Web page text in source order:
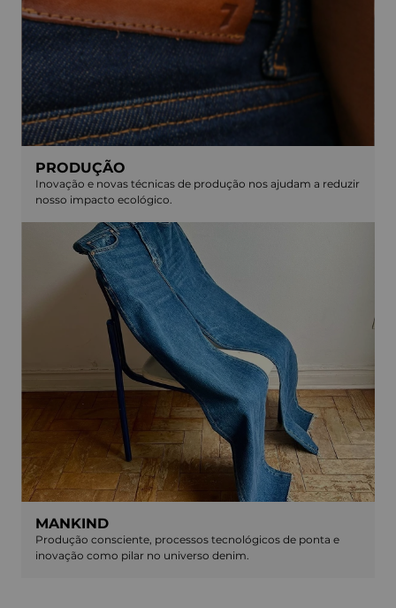
PRODUÇÃO
Inovação e novas técnicas de produção nos ajudam a reduzir
nosso impacto ecológico.
MANKIND
Produção consciente, processos tecnológicos de ponta e
inovação como pilar no universo denim.